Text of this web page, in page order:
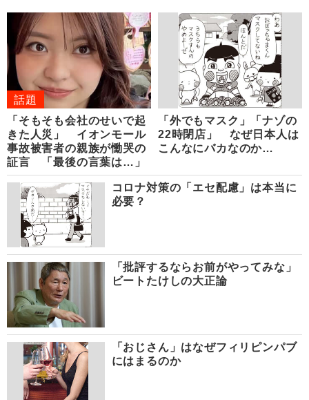
話題
「そもそも会社のせいで起
きた人災」 イオンモール
事故被害者の親族が慟哭の
証言 「最後の言葉は…」
「外でもマスク」「ナゾの
22時閉店」 なぜ日本人は
こんなにバカなのか…
コロナ対策の「エセ配慮」は本当に
必要？
「批評するならお前がやってみな」
ビートたけしの大正論
「おじさん」はなぜフィリピンパブ
にはまるのか